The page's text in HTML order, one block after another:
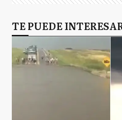
GP General
GR General
General
TE PUEDE